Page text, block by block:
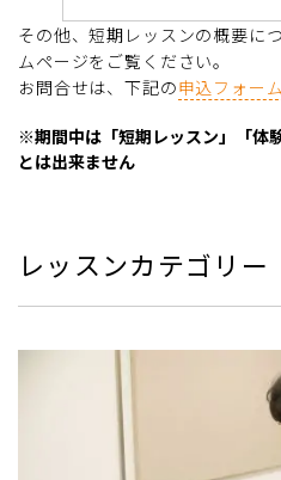
その他、短期レッスンの概要に
ムページをご覧ください。
お問合せは、下記の申込フォーム
※期間中は「短期レッスン」「体
とは出来ません
レッスンカテゴリー